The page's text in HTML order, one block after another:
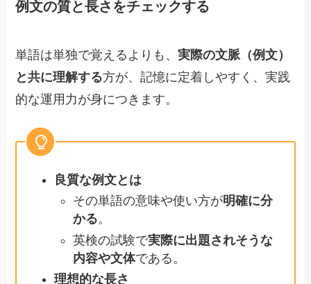
例文の質と長さをチェックする
単語は単独で覚えるよりも、実際の文脈（例文）
と共に理解する方が、記憶に定着しやすく、実践
的な運用力が身につきます。
良質な例文とは
その単語の意味や使い方が明確に分
かる。
英検の試験で実際に出題されそうな
内容や文体である。
理想的な長さ